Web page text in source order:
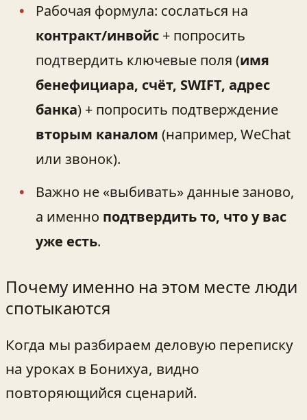
Рабочая формула: сослаться на
контракт/инвойс + попросить
подтвердить ключевые поля (имя
бенефициара, счёт, SWIFT, адрес
банка) + попросить подтверждение
вторым каналом (например, WeChat
или звонок).
Важно не «выбивать» данные заново,
а именно подтвердить то, что у вас
уже есть.
Почему именно на этом месте люди
спотыкаются
Когда мы разбираем деловую переписку
на уроках в Бонихуа, видно
повторяющийся сценарий.